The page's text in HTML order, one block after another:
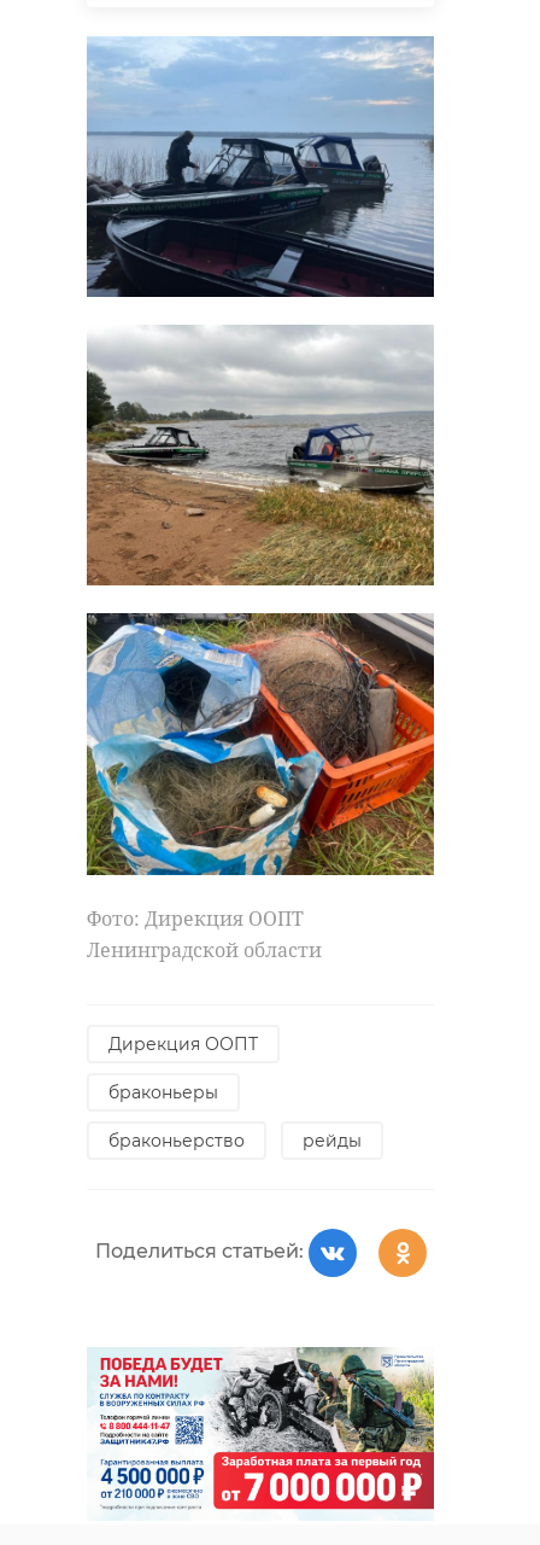
Фото: Дирекция ООПТ
Ленинградской области
Дирекция ООПТ
браконьеры
браконьерство рейды
Поделиться статьей: